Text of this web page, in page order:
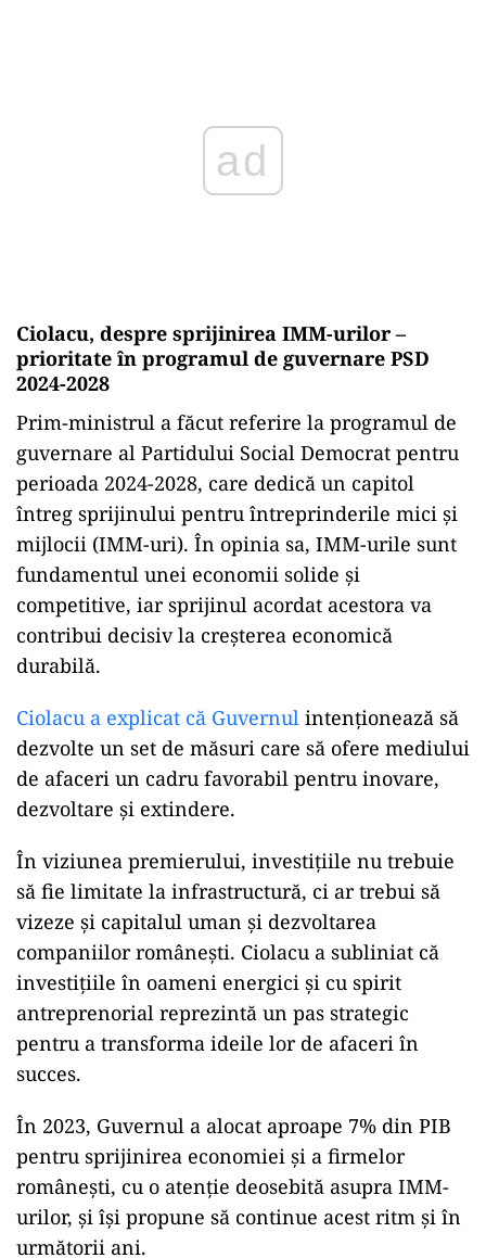
Ciolacu, despre sprijinirea IMM-urilor –
prioritate în programul de guvernare PSD
2024-2028
Prim-ministrul a făcut referire la programul de
guvernare al Partidului Social Democrat pentru
perioada 2024-2028, care dedică un capitol
întreg sprijinului pentru întreprinderile mici și
mijlocii (IMM-uri). În opinia sa, IMM-urile sunt
fundamentul unei economii solide și
competitive, iar sprijinul acordat acestora va
contribui decisiv la creșterea economică
durabilă.
Ciolacu a explicat că Guvernul intenționează să
dezvolte un set de măsuri care să ofere mediului
de afaceri un cadru favorabil pentru inovare,
dezvoltare și extindere.
În viziunea premierului, investițiile nu trebuie
să fie limitate la infrastructură, ci ar trebui să
vizeze și capitalul uman și dezvoltarea
companiilor românești. Ciolacu a subliniat că
investițiile în oameni energici și cu spirit
antreprenorial reprezintă un pas strategic
pentru a transforma ideile lor de afaceri în
succes.
În 2023, Guvernul a alocat aproape 7% din PIB
pentru sprijinirea economiei și a firmelor
românești, cu o atenție deosebită asupra IMM-
urilor, și își propune să continue acest ritm și în
următorii ani.